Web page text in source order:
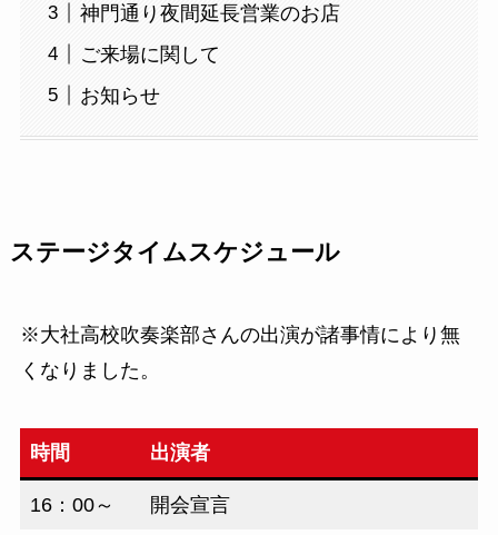
神門通り夜間延長営業のお店
ご来場に関して
お知らせ
ステージタイムスケジュール
※大社高校吹奏楽部さんの出演が諸事情により無
くなりました。
時間 出演者
16：00～ 開会宣言